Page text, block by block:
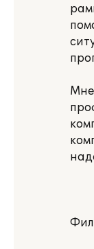
Мне